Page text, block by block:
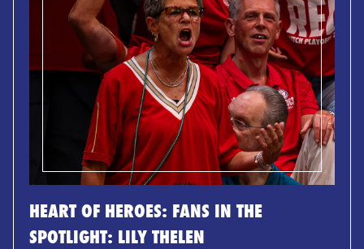
HEART OF HEROES: FANS IN THE
SPOTLIGHT: LILY THELEN